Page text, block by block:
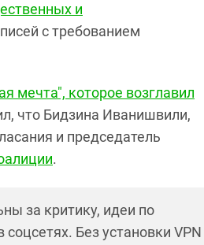
и
с требованием
мечта", которое возглавил
что Бидзина Иванишвили,
и председатель
.
за критику, идеи по
Без установки VPN